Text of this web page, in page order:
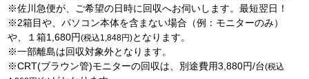
※佐川急便が、ご希望の日時に回収へお伺いします。最短翌日！
※2箱目や、パソコン本体を含まない場合（例：モニターのみ）
や、１箱1,680円(税込1,848円)となります。
※一部離島は回収対象外となります。
※CRT(ブラウン管)モニターの回収は、別途費用3,880円/台(税込